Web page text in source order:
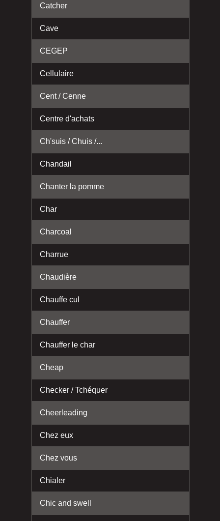
Catcher
Cave
CEGEP
Cellulaire
Cent / Cenne
Centre d'achats
Ch'suis / Chuis /...
Chandail
Chanter la pomme
Char
Charcoal
Charrue
Chaudière
Chauffe cul
Chauffer
Chauffer le char
Cheap
Checker / Tchéquer
Cheerleading
Chez eux
Chez vous
Chialer
Chic and swell